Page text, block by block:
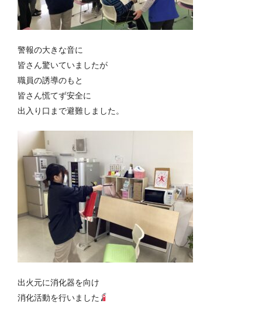
警報の大きな音に
皆さん驚いていましたが
職員の誘導のもと
皆さん慌てず安全に
出入り口まで避難しました。
出火元に消化器を向け
消化活動を行いました